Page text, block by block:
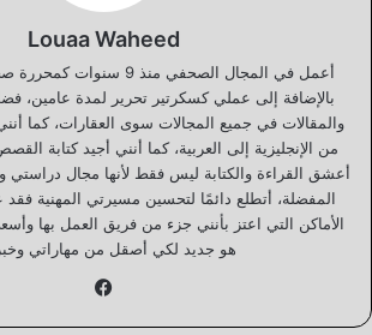
Louaa Waheed
أعمل في المجال الصحفي منذ
بالإضافة إلى عملي كسكرتير تحرير لمدة عامين،
والمقالات في جميع المجالات سوى العقارات، كما
من الإنجليزية إلى العربية، كما أنني أجيد كتابة
أعشق القراءة والكتابة ليس فقط لأنها مجال دراستي
المفضلة، أتطلع دائمًا لتحسين مسيرتي المهنية
الأماكن التي اعتز بأنني جزء من فريق العمل بها
هو جديد لكي أصقل من مهاراتي